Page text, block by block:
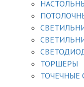
ТОРШЕРЫ
ТОЧЕЧНЫЕ